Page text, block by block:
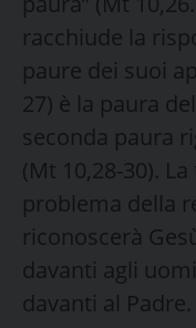
racchiude la
paure dei suoi
27) è la paura
seconda paura
(Mt 10,28-30).
problema della
riconoscerà
davanti agli
davanti al